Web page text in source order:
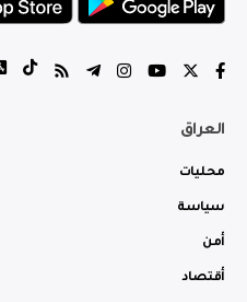
العراق
محليات
سياسة
أمن
أقتصاد